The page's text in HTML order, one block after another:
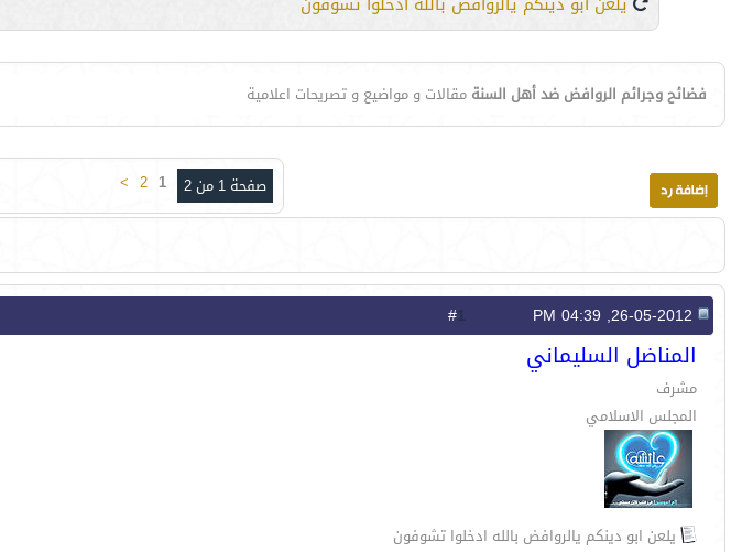
فضائح وجرائم الروافض ضد أهل السنة مقالات و مواضيع و تصريحات اعلامية
صفحة 1 من 2 1
2
>
1
المناضل السليماني
مشرف
المجلس الاسلامي
يلعن ابو دينكم يالروافض بالله ادخلوا تشوفون